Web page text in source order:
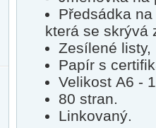
Předsádka
která se skrývá
Zesílené
Papír s
Velikost A6 -
80 stran.
Linkovaný.